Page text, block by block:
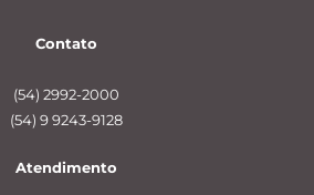
Contato
(54) 2992-2000
(54) 9 9243-9128
Atendimento